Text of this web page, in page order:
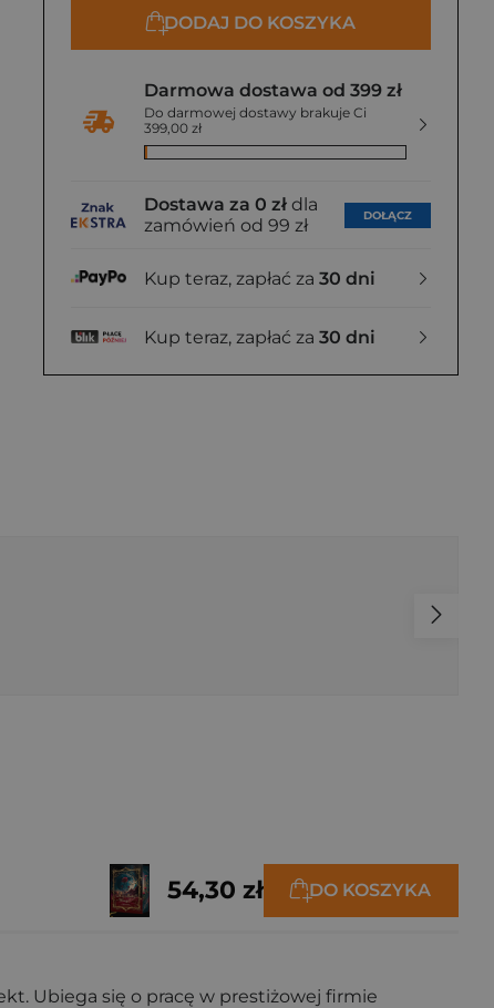
DODAJ DO KOSZYKA
Darmowa dostawa od 399 zł
Do darmowej dostawy brakuje Ci
399,00 zł
Dostawa za 0 zł dla
zamówień od 99 zł
DOŁĄCZ
Kup teraz, zapłać za 30 dni
Kup teraz, zapłać za 30 dni
54,30 zł DO KOSZYKA
Ubiega się o pracę w prestiżowej firmie